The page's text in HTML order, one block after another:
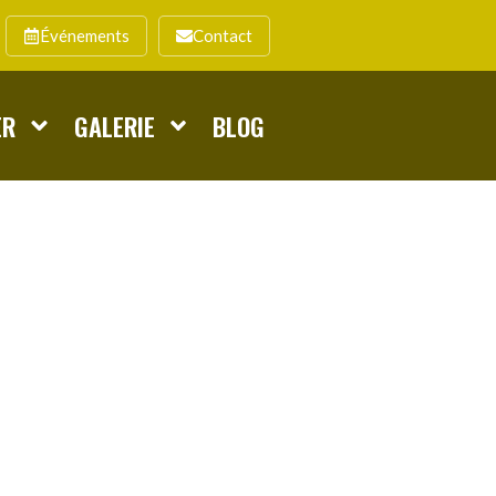
Événements Contact
GALERIE BLOG